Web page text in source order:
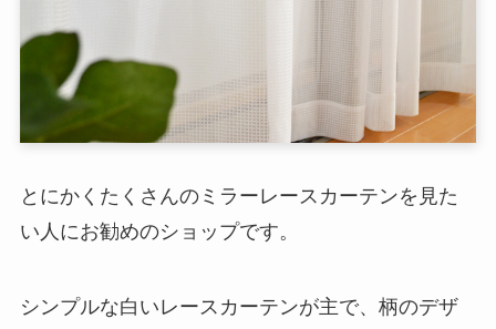
とにかくたくさんのミラーレースカーテンを見た
い人にお勧めのショップです。
シンプルな白いレースカーテンが主で、柄のデザ